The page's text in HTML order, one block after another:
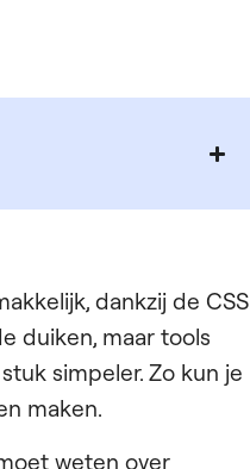
dankzij de CSS
duiken, maar tools
simpeler. Zo kun je
maken.
weten over